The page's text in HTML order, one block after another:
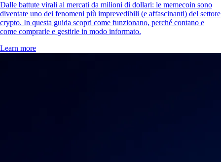
Dalle battute virali ai mercati da milioni di dollari: le memecoin sono
diventate uno dei fenomeni più imprevedibili (e affascinanti) del settore
crypto. In questa guida scopri come funzionano, perché contano e
come comprarle e gestirle in modo informato.
Learn more